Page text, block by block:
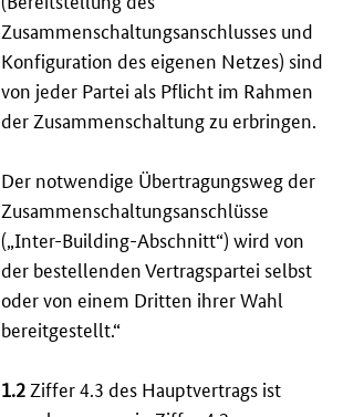
Zusammenschaltungsanschlusses und
Konfiguration des eigenen Netzes) sind
von jeder Partei als Pflicht im Rahmen
der Zusammenschaltung zu erbringen.
Der notwendige Übertragungsweg der
Zusammenschaltungsanschlüsse
(„ Inter-Building-Abschnitt“) wird von
der bestellenden Vertragspartei selbst
oder von einem Dritten ihrer Wahl
bereitgestellt.“
1.2 Ziffer 4.3 des Hauptvertrags ist